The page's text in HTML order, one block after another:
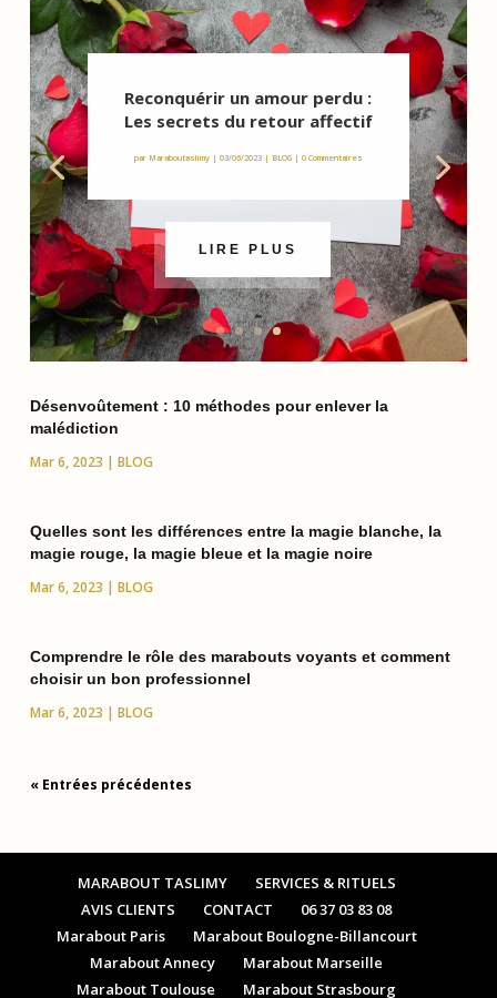
Reconquérir un amour perdu :
Les secrets du retour affectif
par Maraboutaslimy| 03/06/2023| BLOG| 0 Commentaires
LIRE PLUS
Désenvoûtement : 10 méthodes pour enlever la
malédiction
Mar 6, 2023 BLOG
Quelles sont les différences entre la magie blanche, la
magie rouge, la magie bleue et la magie noire
Mar 6, 2023 BLOG
Comprendre le rôle des marabouts voyants et comment
choisir un bon professionnel
Mar 6, 2023 BLOG
« Entrées précédentes
MARABOUT TASLIMY
SERVICES & RITUELS
AVIS CLIENTS
CONTACT
06 37 03 83 08
Marabout Paris
Marabout Boulogne-Billancourt
Marabout Annecy
Marabout Marseille
Marabout Toulouse
Marabout Strasbourg